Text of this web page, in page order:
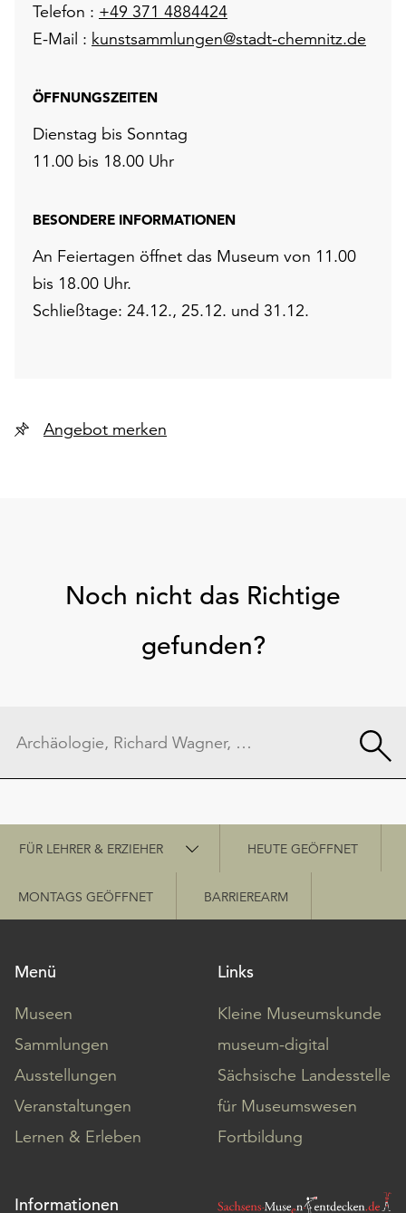
Telefon : +49 371 4884424
E-Mail : kunstsammlungen@stadt-chemnitz.de
ÖFFNUNGSZEITEN
Dienstag bis Sonntag
11.00 bis 18.00 Uhr
BESONDERE INFORMATIONEN
An Feiertagen öffnet das Museum von 11.00
bis 18.00 Uhr.
Schließtage: 24.12., 25.12. und 31.12.
Angebot merken
Noch nicht das Richtige
gefunden?
Schnellzugriff
FÜR LEHRER & ERZIEHER HEUTE GEÖFFNET
MONTAGS GEÖFFNET BARRIEREARM
Menü
Museen
Sammlungen
Ausstellungen
Veranstaltungen
Lernen & Erleben
Links
Kleine Museumskunde
museum-digital
Sächsische Landesstelle
für Museumswesen
Fortbildung
Informationen